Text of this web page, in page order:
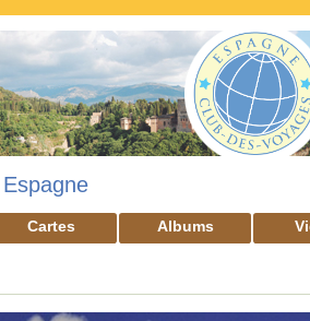
Espagne
Cartes Albums